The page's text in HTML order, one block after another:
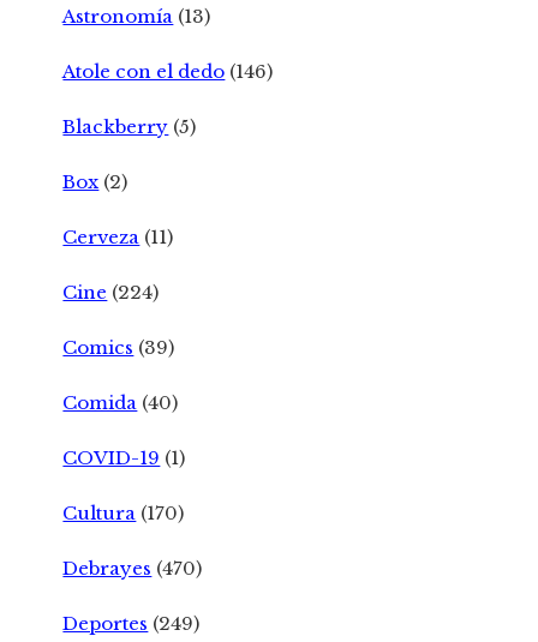
Astronomía (13)
Atole con el dedo (146)
Blackberry (5)
Box (2)
Cerveza (11)
Cine (224)
Comics (39)
Comida (40)
COVID-19 (1)
Cultura (170)
Debrayes (470)
Deportes (249)